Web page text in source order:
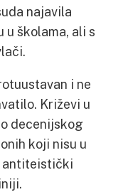
najavila
u školama, ali s
i ne
Križevi u
decenijskog
koji nisu u
antiteistički